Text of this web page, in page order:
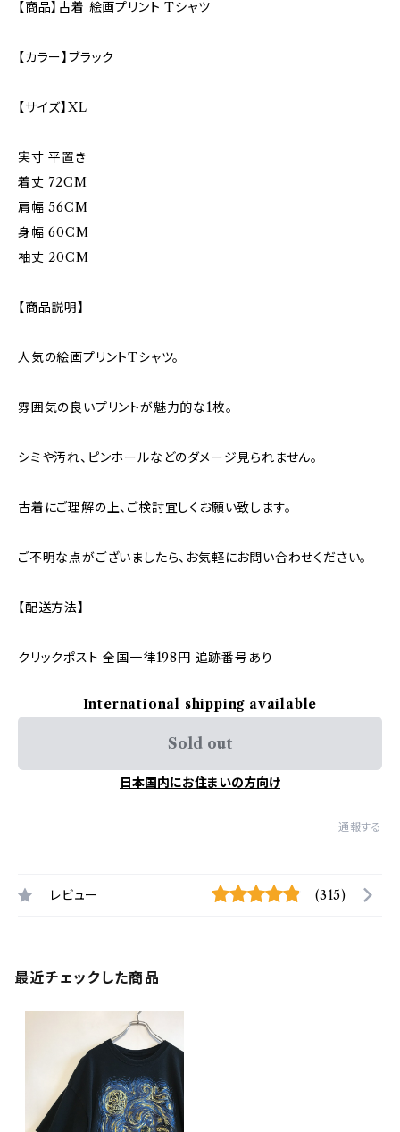
【商品】古着 絵画プリント Tシャツ
【カラー】ブラック
【サイズ】XL
実寸 平置き
着丈 72CM
肩幅 56CM
身幅 60CM
袖丈 20CM
【商品説明】
人気の絵画プリントTシャツ。
雰囲気の良いプリントが魅力的な1枚。
シミや汚れ、ピンホールなどのダメージ見られません。
古着にご理解の上、ご検討宜しくお願い致します。
ご不明な点がございましたら、お気軽にお問い合わせください。
【配送方法】
クリックポスト 全国一律198円 追跡番号あり
International shipping available
Sold out
日本国内にお住まいの方向け
通報する
レビュー (315)
最近チェックした商品